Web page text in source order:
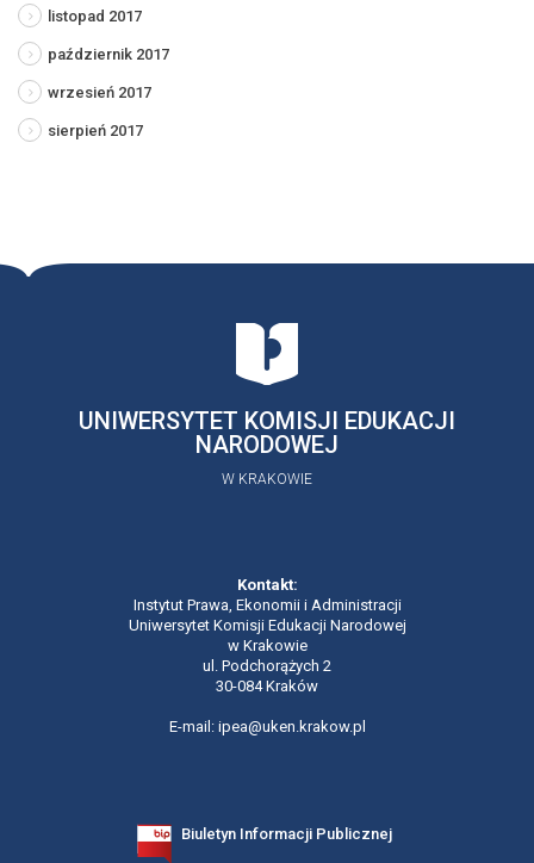
listopad 2017
październik 2017
wrzesień 2017
sierpień 2017
UNIWERSYTET KOMISJI EDUKACJI
NARODOWEJ
W KRAKOWIE
Kontakt:
Instytut Prawa, Ekonomii i Administracji
Uniwersytet Komisji Edukacji Narodowej
w Krakowie
ul. Podchorążych 2
30-084 Kraków
E-mail: ipea@uken.krakow.pl
Biuletyn Informacji Publicznej